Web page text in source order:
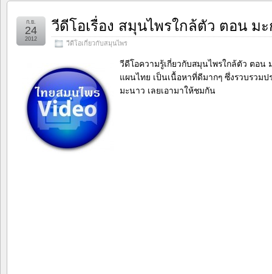
วีดีโอเรื่อง สมุนไพรใกล้ตัว ตอน ม
วีดีโอเกี่ยวกับสมุนไพร
ก.ย.
24
2012
วีดีโอความรู้เกี่ยวกับสมุนไพรใกล้ตัว ตอน
แผนไทย เป็นเนื้อหาที่ดีมากๆ ซึ่งรวบรวม
มะนาว เลยเอามาให้ชมกัน